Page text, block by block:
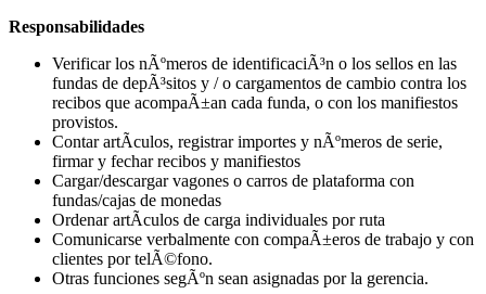
Responsabilidades
Verificar los nÃºmeros de identificaciÃ³n o los sellos en las
fundas de depÃ³sitos y / o cargamentos de cambio contra los
recibos que acompaÃ±an cada funda, o con los manifiestos
provistos.
Contar artÃ­culos, registrar importes y nÃºmeros de serie,
firmar y fechar recibos y manifiestos
Cargar/descargar vagones o carros de plataforma con
fundas/cajas de monedas
Ordenar artÃ­culos de carga individuales por ruta
Comunicarse verbalmente con compaÃ±eros de trabajo y con
clientes por telÃ©fono.
Otras funciones segÃºn sean asignadas por la gerencia.